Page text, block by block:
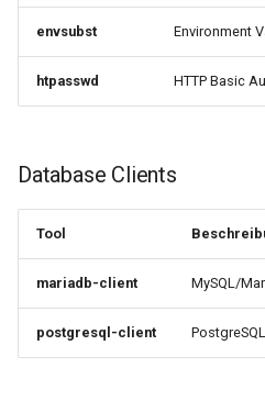
envsubst Environment
htpasswd HTTP Basic
Database Clients
Tool
mariadb-client MySQL/
postgresql-client